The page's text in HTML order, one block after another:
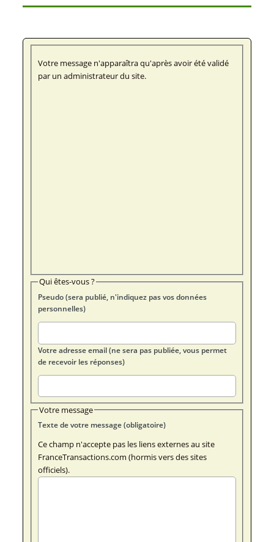
Votre message n'apparaîtra qu'après avoir été validé
par un administrateur du site.
Qui êtes-vous ?
Pseudo (sera publié, n'indiquez pas vos données
personnelles)
Votre adresse email (ne sera pas publiée, vous permet
de recevoir les réponses)
Votre message
Texte de votre message (obligatoire)
Ce champ n'accepte pas les liens externes au site
FranceTransactions.com (hormis vers des sites
officiels).